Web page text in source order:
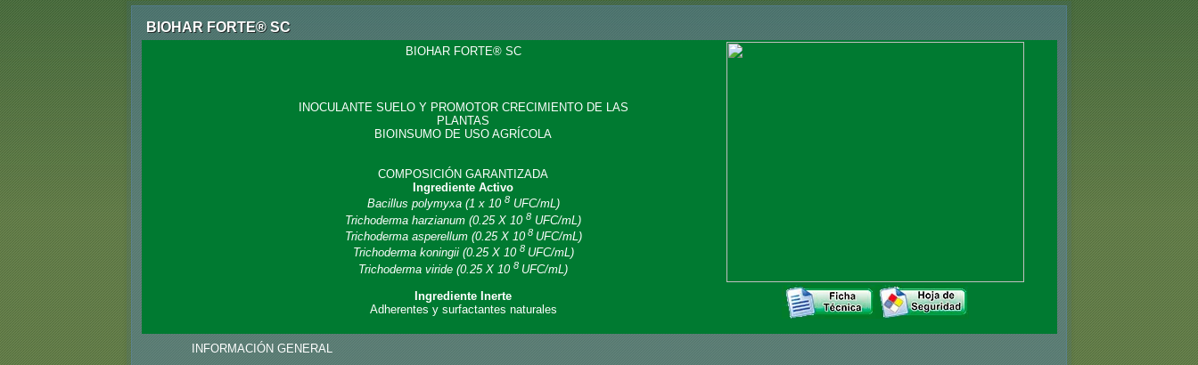
BIOHAR FORTE® SC
BIOHAR FORTE® SC
INOCULANTE SUELO Y PROMOTOR CRECIMIENTO DE LAS
PLANTAS
BIOINSUMO DE USO AGRÍCOLA
COMPOSICIÓN GARANTIZADA
Ingrediente Activo
Bacillus polymyxa (1 x 10 8UFC/mL)
Trichoderma harzianum (0.25 X 10 8 UFC/mL)
Trichoderma asperellum (0.25 X 108 UFC/mL)
Trichoderma koningii (0.25 X 10 8 UFC/mL)
Trichoderma viride (0.25 X 10 8 UFC/mL)
Ingrediente Inerte
Adherentes y surfactantes naturales
INFORMACIÓN GENERAL